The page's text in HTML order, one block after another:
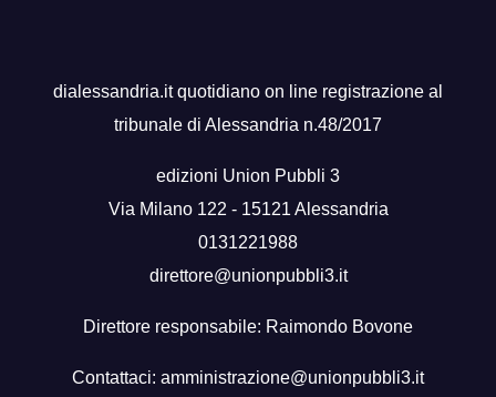
dialessandria.it quotidiano on line registrazione al
tribunale di Alessandria n.48/2017
edizioni Union Pubbli 3
Via Milano 122 - 15121 Alessandria
0131221988
direttore@unionpubbli3.it
Direttore responsabile: Raimondo Bovone
Contattaci: amministrazione@unionpubbli3.it